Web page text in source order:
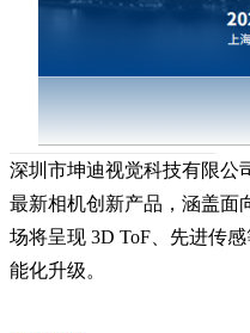
深圳市坤迪视觉科技有限公
最新相机创新产品，涵盖面
场将呈现 3D ToF、先进传
能化升级。